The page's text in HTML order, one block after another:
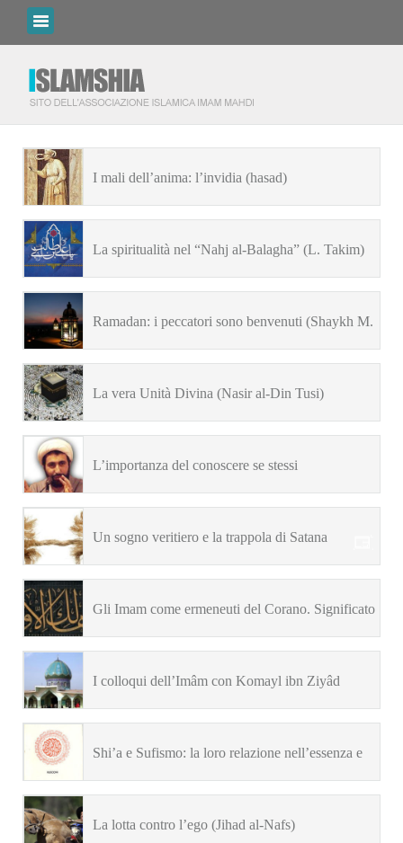
I mali dell’anima: l’invidia (hasad)
La spiritualità nel “Nahj al-Balagha” (L. Takim)
Ramadan: i peccatori sono benvenuti (Shaykh M.
La vera Unità Divina (Nasir al-Din Tusi)
L’importanza del conoscere se stessi
Un sogno veritiero e la trappola di Satana
Gli Imam come ermeneuti del Corano. Significato
Baqir e Sadiq (as)
I colloqui dell’Imâm con Komayl ibn Ziyâd
Shi’a e Sufismo: la loro relazione nell’essenza e
La lotta contro l’ego (Jihad al-Nafs)